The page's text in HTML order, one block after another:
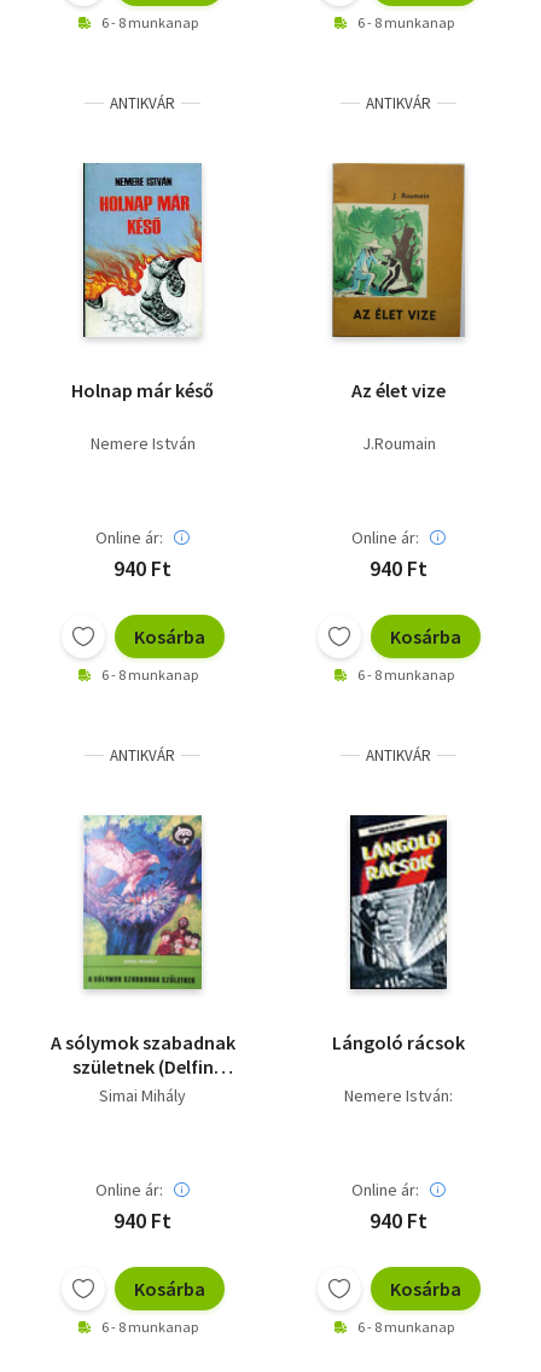
6 - 8 munkanap 6 - 8 munkanap
ANTIKVÁR
Holnap már késő
Nemere István
Online ár:
940 Ft
Kosárba
6 - 8 munkanap
ANTIKVÁR
Az élet vize
J.Roumain
Online ár:
940 Ft
Kosárba
6 - 8 munkanap
ANTIKVÁR
A sólymok szabadnak
születnek (Delfin
könyvek)
Simai Mihály
Online ár:
940 Ft
Kosárba
6 - 8 munkanap
ANTIKVÁR
Lángoló rácsok
Nemere István:
Online ár:
940 Ft
Kosárba
6 - 8 munkanap